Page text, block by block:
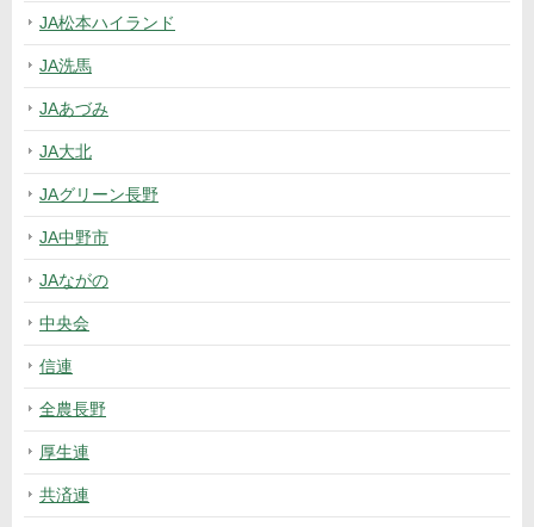
JA松本ハイランド
JA洗馬
JAあづみ
JA大北
JAグリーン長野
JA中野市
JAながの
中央会
信連
全農長野
厚生連
共済連